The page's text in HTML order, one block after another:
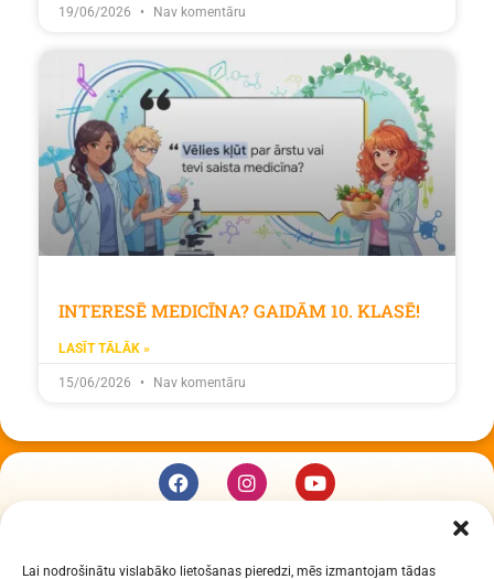
Lai nodrošinātu vislabāko lietošanas pieredzi, mēs izmantojam tādas
19/06/2026 Nav komentāru
INTERESĒ MEDICĪNA? GAIDĀM 10. KLASĒ!
LASĪT TĀLĀK »
15/06/2026 Nav komentāru